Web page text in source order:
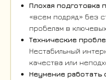
Плохая подготовка
«всем подряд» без
пробелам в
Технические
Нестабильный
качества или
Неумение работать